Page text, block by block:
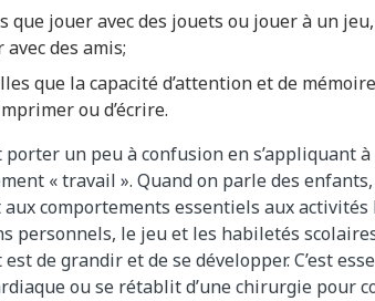
que jouer avec des jouets ou jouer à un
des amis;
que la capacité d’attention et de
ou d’écrire.
un peu à confusion en s’appliquant
« travail ». Quand on parle des
comportements essentiels aux
personnels, le jeu et les habiletés
de grandir et de se développer. C’est
ou se rétablit d’une chirurgie pour